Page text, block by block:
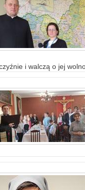
i walczą o jej